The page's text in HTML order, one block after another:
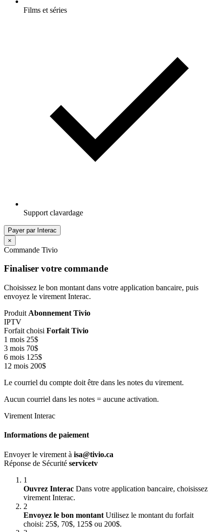
Films et séries
Support clavardage
Payer par Interac
×
Commande Tivio
Finaliser votre commande
Choisissez le bon montant dans votre application bancaire, puis
envoyez le virement Interac.
Produit Abonnement Tivio
IPTV
Forfait choisi Forfait Tivio
1 mois 25$
3 mois 70$
6 mois 125$
12 mois 200$
Le courriel du compte doit être dans les notes du virement.
Aucun courriel dans les notes = aucune activation.
Virement Interac
Informations de paiement
Envoyer le virement à isa@tivio.ca
Réponse de Sécurité servicetv
1
Ouvrez Interac Dans votre application bancaire, choisissez
virement Interac.
2
Envoyez le bon montant Utilisez le montant du forfait
choisi: 25$, 70$, 125$ ou 200$.